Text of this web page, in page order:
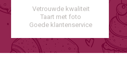
Vetrouwde kwaliteit
Taart met foto
Goede klantenservice